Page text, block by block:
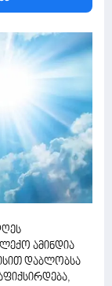
ამინდია
დაბლობსა